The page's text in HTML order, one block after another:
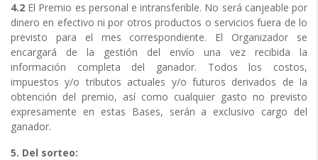
4.2 El Premio es personal e intransferible. No será canjeable por
dinero en efectivo ni por otros productos o servicios fuera de lo
previsto para el mes correspondiente. El Organizador se
encargará de la gestión del envío una vez recibida la
información completa del ganador. Todos los costos,
impuestos y/o tributos actuales y/o futuros derivados de la
obtención del premio, así como cualquier gasto no previsto
expresamente en estas Bases, serán a exclusivo cargo del
ganador.
5. Del sorteo: